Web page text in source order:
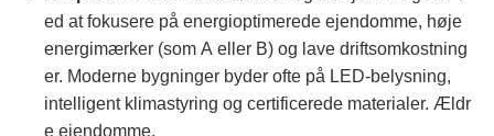
ed at fokusere på energioptimerede ejendomme, høje
energimærker (som A eller B) og lave driftsomkostning
er. Moderne bygninger byder ofte på LED-belysning,
intelligent klimastyring og certificerede materialer. Ældr
e ejendomme,